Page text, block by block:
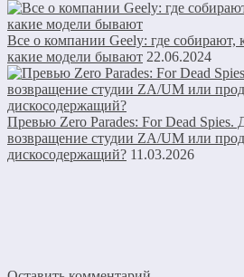
Все о компании Geely: где собирают,
какие модели бывают 22.06.2024
Превью Zero Parades: For Dead Spies.
возвращение студии ZA/UM или
дискосодержащий? 11.03.2026